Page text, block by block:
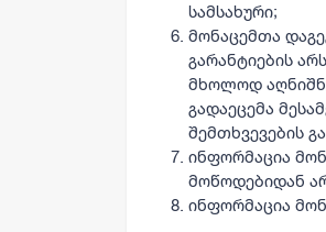
სამსახური;
მონაცემთა
გარანტიების
მხოლოდ
გადაეცემა
შემთხვევების
ინფორმაცია
მოწოდებიდან
ინფორმაცია